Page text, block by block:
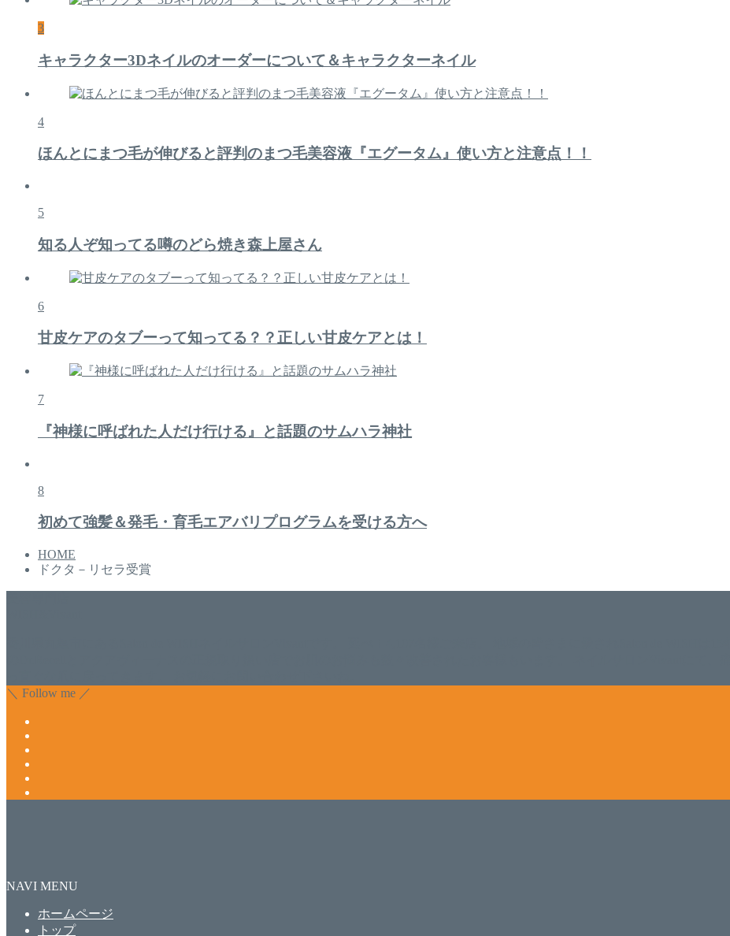
3
キャラクター3Dネイルのオーダーについて＆キャラクターネイル
4
ほんとにまつ毛が伸びると評判のまつ毛美容液『エグータム』使い方と注意点！！
5
知る人ぞ知ってる噂のどら焼き森上屋さん
6
甘皮ケアのタブーって知ってる？？正しい甘皮ケアとは！
7
『神様に呼ばれた人だけ行ける』と話題のサムハラ神社
8
初めて強髪＆発毛・育毛エアバリプログラムを受ける方へ
HOME
ドクタ－リセラ受賞
＼ Follow me ／
NAVI MENU
ホームページ
トップ